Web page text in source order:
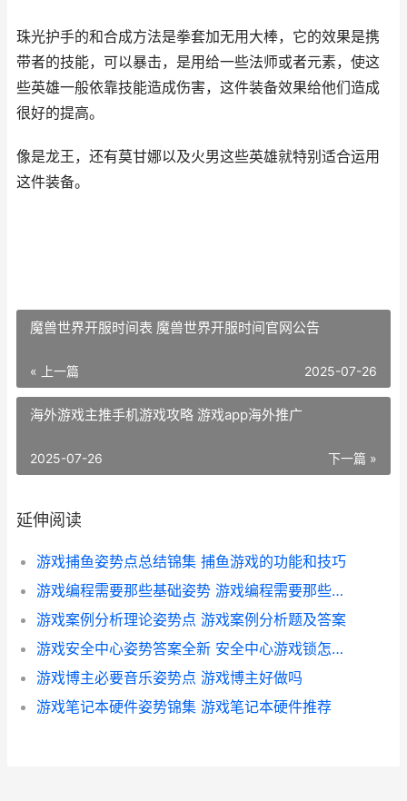
珠光护手的和合成方法是拳套加无用大棒，它的效果是携
带者的技能，可以暴击，是用给一些法师或者元素，使这
些英雄一般依靠技能造成伤害，这件装备效果给他们造成
很好的提高。
像是龙王，还有莫甘娜以及火男这些英雄就特别适合运用
这件装备。
魔兽世界开服时间表 魔兽世界开服时间官网公告
« 上一篇 2025-07-26
海外游戏主推手机游戏攻略 游戏app海外推广
下一篇 »
2025-07-26
延伸阅读
游戏捕鱼姿势点总结锦集 捕鱼游戏的功能和技巧
游戏编程需要那些基础姿势 游戏编程需要那些软件
游戏案例分析理论姿势点 游戏案例分析题及答案
游戏安全中心姿势答案全新 安全中心游戏锁怎么没有了?
游戏博主必要音乐姿势点 游戏博主好做吗
游戏笔记本硬件姿势锦集 游戏笔记本硬件推荐